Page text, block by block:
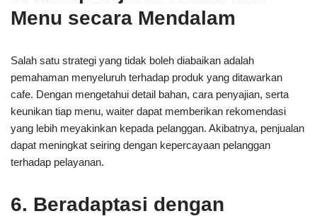
Menu secara Mendalam
Salah satu strategi yang tidak boleh diabaikan adalah
pemahaman menyeluruh terhadap produk yang ditawarkan
cafe. Dengan mengetahui detail bahan, cara penyajian, serta
keunikan tiap menu, waiter dapat memberikan rekomendasi
yang lebih meyakinkan kepada pelanggan. Akibatnya, penjualan
dapat meningkat seiring dengan kepercayaan pelanggan
terhadap pelayanan.
6. Beradaptasi dengan